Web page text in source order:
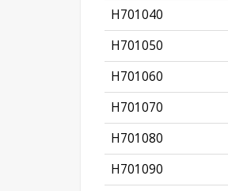
H701040
H701050
H701060
H701070
H701080
H701090